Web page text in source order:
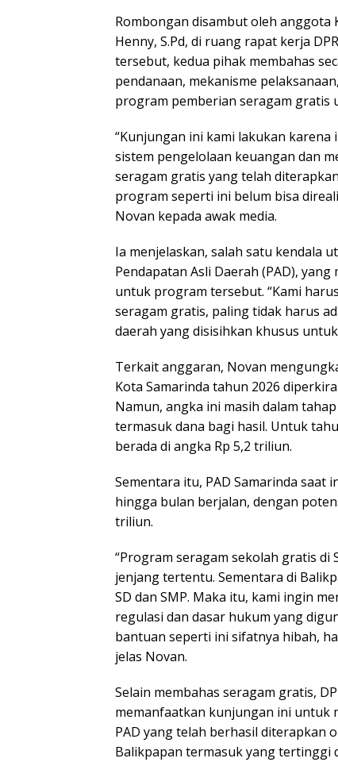
Rombongan disambut oleh anggota
Henny, S.Pd, di ruang rapat kerja
tersebut, kedua pihak membahas
pendanaan, mekanisme
program pemberian seragam gratis
“Kunjungan ini kami lakukan
sistem pengelolaan keuangan dan
seragam gratis yang telah
program seperti ini belum bisa
Novan kepada awak media.
Ia menjelaskan, salah satu kendala
Pendapatan Asli Daerah (PAD),
untuk program tersebut. “Kami
seragam gratis, paling tidak harus
daerah yang disisihkan khusus
Terkait anggaran, Novan
Kota Samarinda tahun 2026
Namun, angka ini masih dalam
termasuk dana bagi hasil. Untuk
berada di angka Rp 5,2 triliun.
Sementara itu, PAD Samarinda saat
hingga bulan berjalan, dengan
triliun.
“Program seragam sekolah gratis
jenjang tertentu. Sementara di
SD dan SMP. Maka itu, kami ingin
regulasi dan dasar hukum yang
bantuan seperti ini sifatnya hibah,
jelas Novan.
Selain membahas seragam gratis,
memanfaatkan kunjungan ini untuk
PAD yang telah berhasil diterapkan
Balikpapan termasuk yang tertinggi